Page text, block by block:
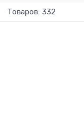
Товаров: 332